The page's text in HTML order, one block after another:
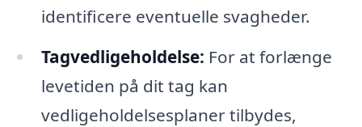
identificere eventuelle svagheder.
Tagvedligeholdelse: For at forlænge
levetiden på dit tag kan
vedligeholdelsesplaner tilbydes,